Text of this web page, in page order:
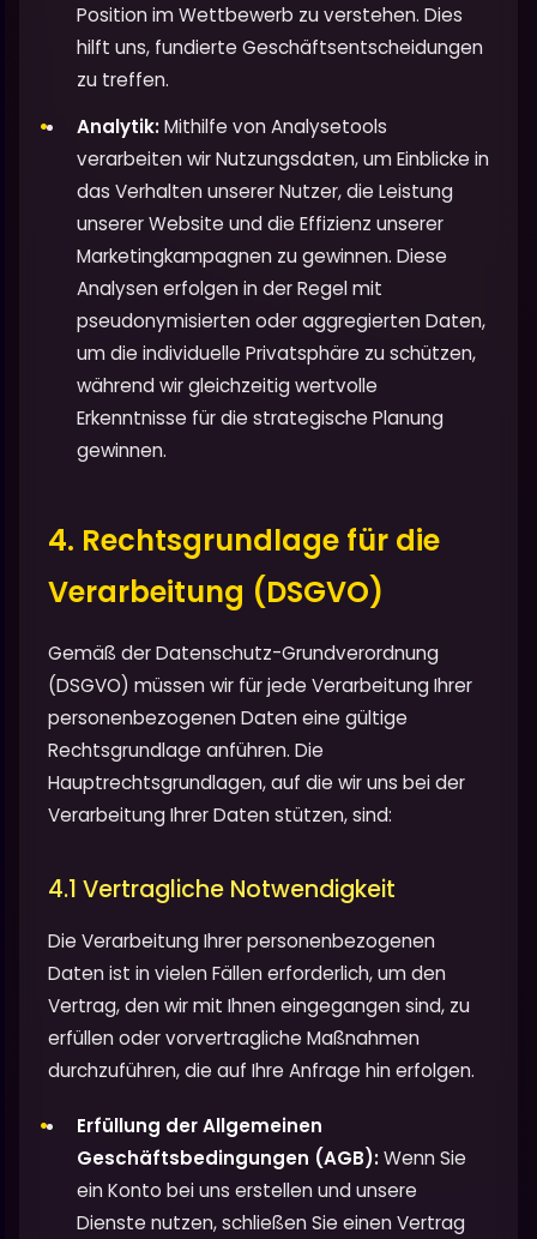
Position im Wettbewerb zu verstehen. Dies
hilft uns, fundierte Geschäftsentscheidungen
zu treffen.
Analytik:Mithilfe von Analysetools
verarbeiten wir Nutzungsdaten, um Einblicke in
das Verhalten unserer Nutzer, die Leistung
unserer Website und die Effizienz unserer
Marketingkampagnen zu gewinnen. Diese
Analysen erfolgen in der Regel mit
pseudonymisierten oder aggregierten Daten,
um die individuelle Privatsphäre zu schützen,
während wir gleichzeitig wertvolle
Erkenntnisse für die strategische Planung
gewinnen.
4. Rechtsgrundlage für die
Verarbeitung (DSGVO)
Gemäß der Datenschutz-Grundverordnung
(DSGVO) müssen wir für jede Verarbeitung Ihrer
personenbezogenen Daten eine gültige
Rechtsgrundlage anführen. Die
Hauptrechtsgrundlagen, auf die wir uns bei der
Verarbeitung Ihrer Daten stützen, sind:
4.1 Vertragliche Notwendigkeit
Die Verarbeitung Ihrer personenbezogenen
Daten ist in vielen Fällen erforderlich, um den
Vertrag, den wir mit Ihnen eingegangen sind, zu
erfüllen oder vorvertragliche Maßnahmen
durchzuführen, die auf Ihre Anfrage hin erfolgen.
Erfüllung der Allgemeinen
Geschäftsbedingungen (AGB):Wenn Sie
ein Konto bei uns erstellen und unsere
Dienste nutzen, schließen Sie einen Vertrag